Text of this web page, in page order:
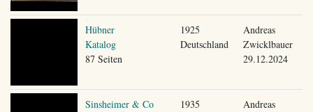
Hübner
Katalog
87 Seiten
1925
Deutschland
Andreas
Zwicklbauer
29.12.2024
Sinsheimer & Co
1935
Andreas